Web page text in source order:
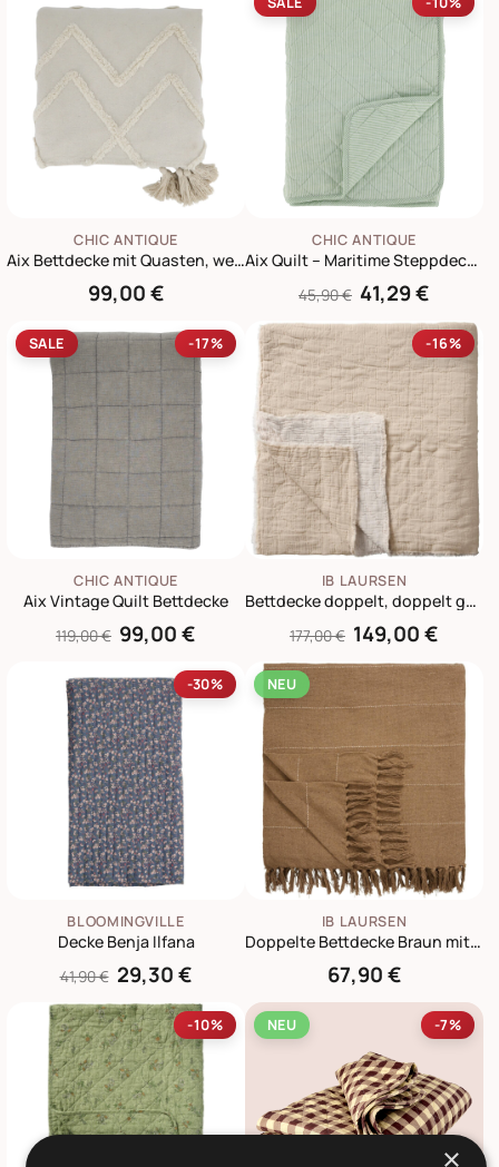
CHIC ANTIQUE
Aix Bettdecke mit Quasten, weiß
99,00 €
CHIC ANTIQUE
Aix Quilt – Maritime Steppdecke aus Baumwolle
45,90 € 41,29 €
SALE -17%
CHIC ANTIQUE
Aix Vintage Quilt Bettdecke
119,00 € 99,00 €
-16%
IB LAURSEN
Bettdecke doppelt, doppelt gewebt Karo-Stickerei
177,00 € 149,00 €
-30%
BLOOMINGVILLE
Decke Benja Ilfana
41,90 € 29,30 €
NEU
IB LAURSEN
Doppelte Bettdecke Braun mit Streifen 240x240 cm
67,90 €
-10% NEU -7%
×